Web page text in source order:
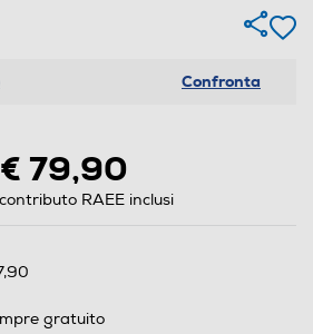
Confronta
€ 79,90
RAEE inclusi
gratuito